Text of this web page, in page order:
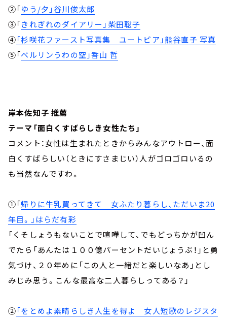
②「ゆう/夕」谷川俊太郎
③「きれぎれのダイアリー」柴田聡子
④「杉咲花ファースト写真集 ユートピア」熊谷直子 写真
⑤「ベルリンうわの空」香山 哲
岸本佐知子 推薦
テーマ「面白くすばらしき女性たち」
コメント：女性は生まれたときからみんなアウトロー、面
白くすばらしい（ときにすさまじい）人がゴロゴロいるの
も当然なんですわ。
①「帰りに牛乳買ってきて 女ふたり暮らし、ただいま20
年目。」はらだ有彩
「くそしょうもないことで喧嘩して、でもどっちかが凹ん
でたら「あんたは１００億パーセントだいじょうぶ！」と勇
気づけ、２０年めに「この人と一緒だと楽しいなあ」とし
みじみ思う。こんな最高な二人暮らしってある？」
②「をとめよ素晴らしき人生を得よ 女人短歌のレジスタ